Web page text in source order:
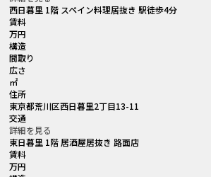
西日暮里 1階 スペイン料理居抜き 駅徒歩4分
賃料
万円
構造
間取り
広さ
㎡
住所
東京都荒川区西日暮里2丁目13-11
交通
詳細を見る
東日暮里 1階 居酒屋居抜き 路面店
賃料
万円